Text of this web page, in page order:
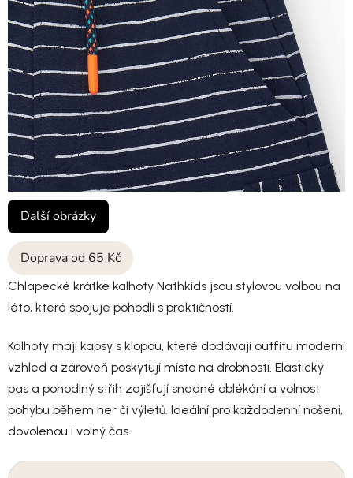
Doprava od 65 Kč
Chlapecké krátké kalhoty Nathkids jsou stylovou volbou na
léto, která spojuje pohodlí s praktičností.
Kalhoty mají kapsy s klopou, které dodávají outfitu moderní
vzhled a zároveň poskytují místo na drobnosti. Elastický
pas a pohodlný střih zajišťují snadné oblékání a volnost
pohybu během her či výletů. Ideální pro každodenní nošení,
dovolenou i volný čas.
Další obrázky